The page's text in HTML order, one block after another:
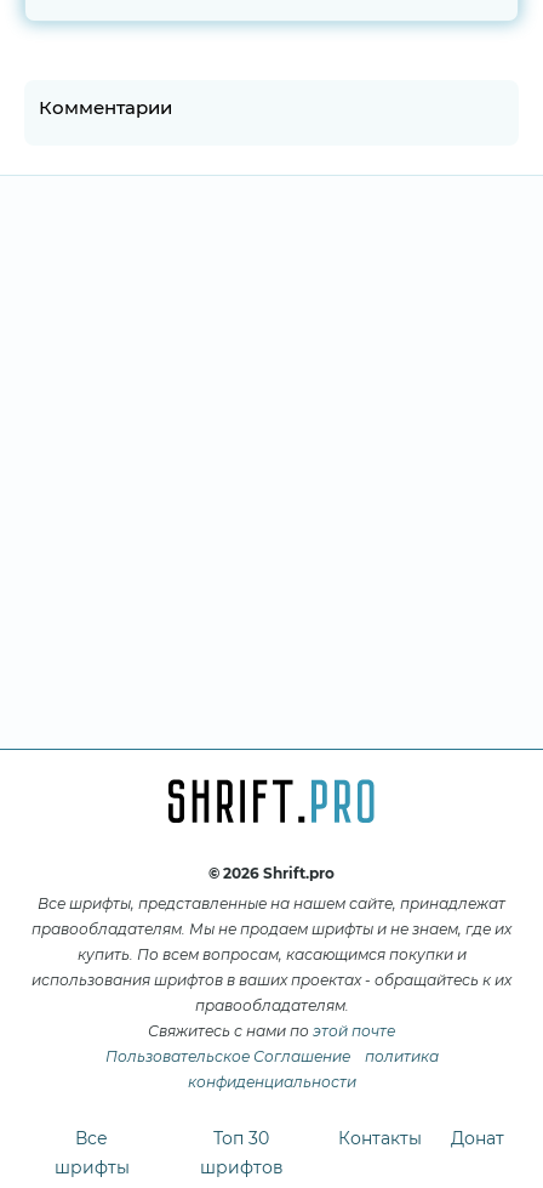
Комментарии
© 2026 Shrift.pro
Все шрифты, представленные на нашем сайте, принадлежат
правообладателям. Мы не продаем шрифты и не знаем, где их
купить. По всем вопросам, касающимся покупки и
использования шрифтов в ваших проектах - обращайтесь к их
правообладателям.
Свяжитесь с нами по этой почте
Пользовательское Соглашение
политика
конфиденциальности
Все
шрифты
Топ 30
шрифтов
Контакты Донат